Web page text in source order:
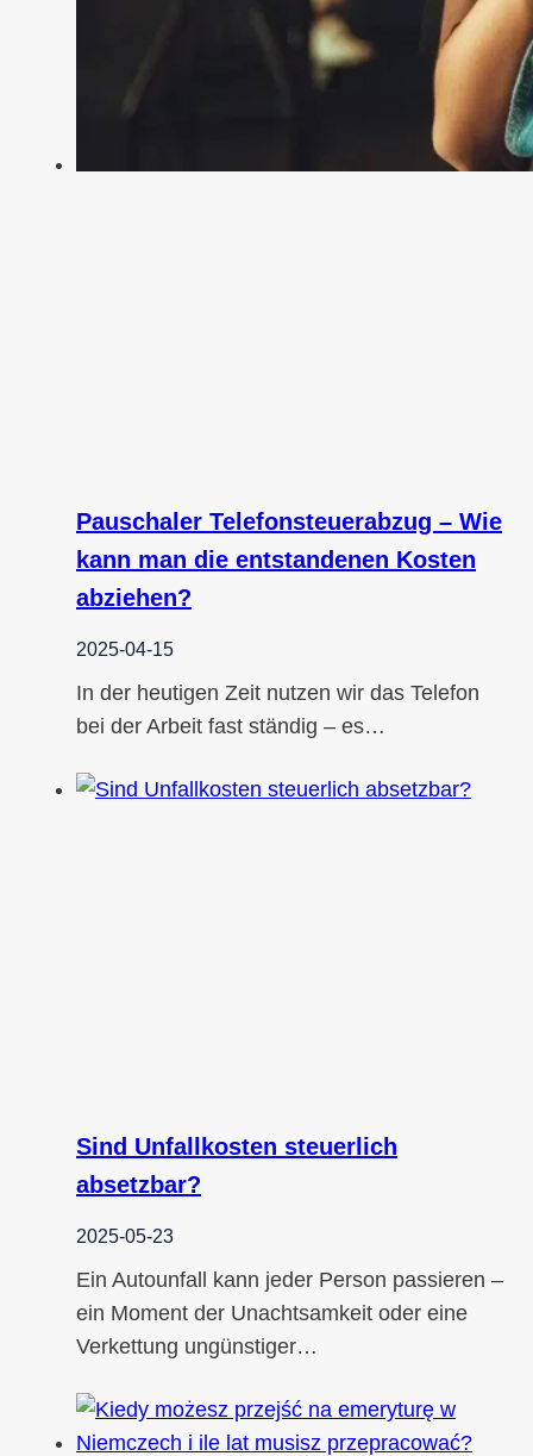
Pauschaler Telefonsteuerabzug – Wie
kann man die entstandenen Kosten
abziehen?
2025-04-15
In der heutigen Zeit nutzen wir das Telefon
bei der Arbeit fast ständig – es…
Sind Unfallkosten steuerlich
absetzbar?
2025-05-23
Ein Autounfall kann jeder Person passieren –
ein Moment der Unachtsamkeit oder eine
Verkettung ungünstiger…